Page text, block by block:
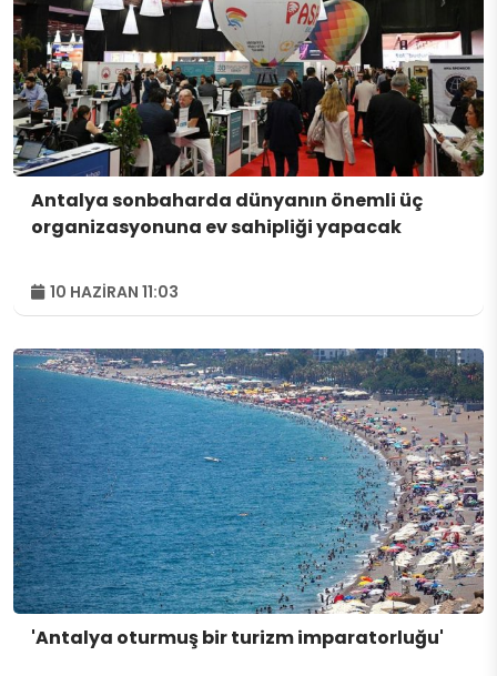
Antalya sonbaharda dünyanın önemli üç
organizasyonuna ev sahipliği yapacak
10 HAZIRAN 11:03
'Antalya oturmuş bir turizm imparatorluğu'